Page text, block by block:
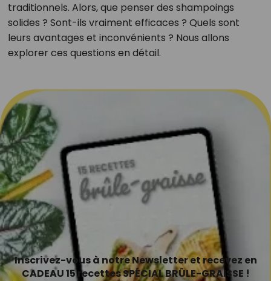
traditionnels. Alors, que penser des shampoings
solides ? Sont-ils vraiment efficaces ? Quels sont
leurs avantages et inconvénients ? Nous allons
explorer ces questions en détail.
Inscrivez-vous à notre Newsletter et recevez en
CADEAU 15 recettes SPÉCIAL BRÛLE-GRAISSE !